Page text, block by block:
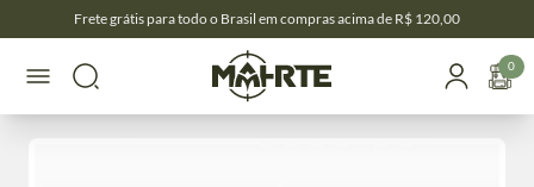
Frete grátis para todo o Brasil em compras acima de R$ 120,00
0